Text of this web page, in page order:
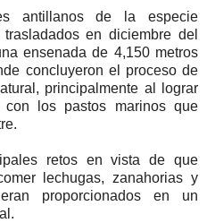
antillanos de la especie
en diciembre del
ensenada de 4,150 metros
concluyeron el proceso de
principalmente al lograr
con los pastos marinos que
retos en vista de que
lechugas, zanahorias y
proporcionados en un